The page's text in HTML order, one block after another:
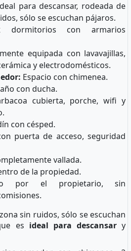
para descansar, rodeada de
sólo se escuchan pájaros.
con armarios
equipada con lavavajillas,
y electrodomésticos.
Espacio con chimenea.
con ducha.
cubierta, porche, wifi y
con césped.
puerta de acceso, seguridad
vallada.
de la propiedad.
por el propietario, sin
sin ruidos, sólo se escuchan
es ideal para descansar y